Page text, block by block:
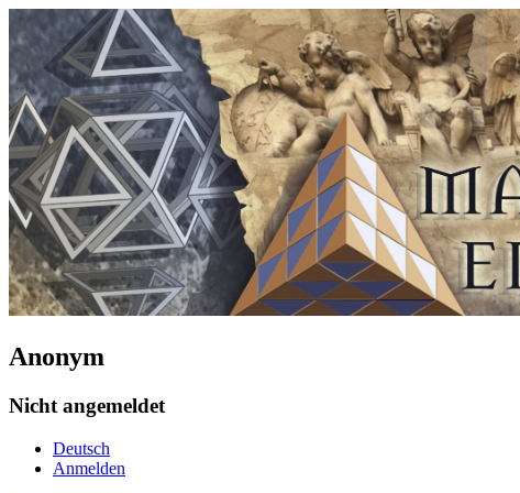
Anonym
Nicht angemeldet
Deutsch
Anmelden